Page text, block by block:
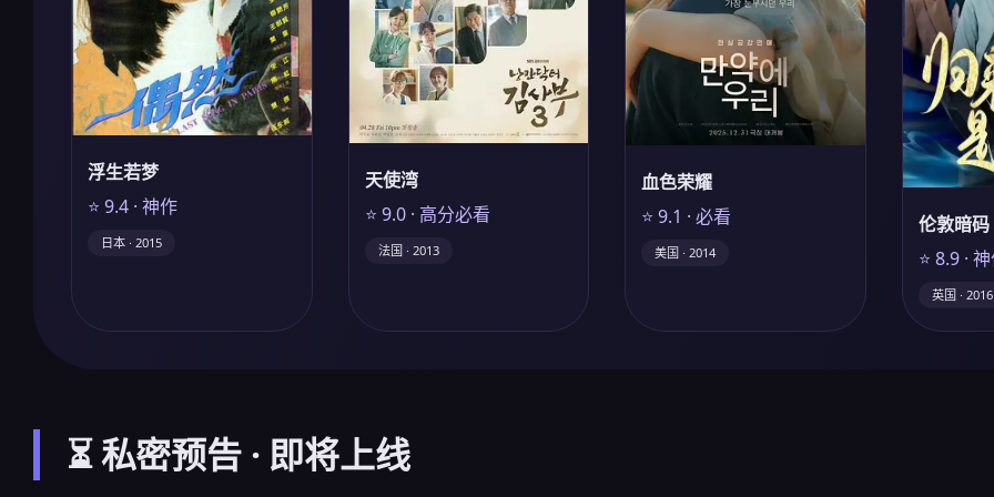
浮生若梦
⭐ 9.4 · 神作
日本 · 2015
天使湾
⭐ 9.0 · 高分必看
法国 · 2013
血色荣耀
⭐ 9.1 · 必看
美国 · 2014
伦敦暗码
⭐ 8.9 ·
英国 · 2016
⏳ 私密预告 · 即将上线